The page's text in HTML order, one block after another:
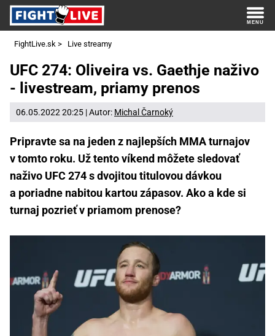
FightLive.sk > Live streamy
UFC 274: Oliveira vs. Gaethje naživo
- livestream, priamy prenos
06.05.2022 20:25 | Autor: Michal Čarnoký
Pripravte sa na jeden z najlepších MMA turnajov
v tomto roku. Už tento víkend môžete sledovať
naživo UFC 274 s dvojitou titulovou dávkou
a poriadne nabitou kartou zápasov. Ako a kde si
turnaj pozrieť v priamom prenose?